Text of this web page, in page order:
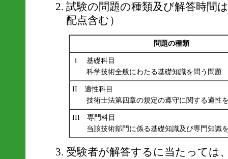
試験の問題の種類及び解答時間
配点含む）
問題の種類
Ｉ 基礎科目
科学技術全般にわたる基礎知識を問う問題
II 適性科目
技術士法第四章の規定の遵守に関する適性
III 専門科目
当該技術部門に係る基礎知識及び専門知識
受験者が解答するに当たっては